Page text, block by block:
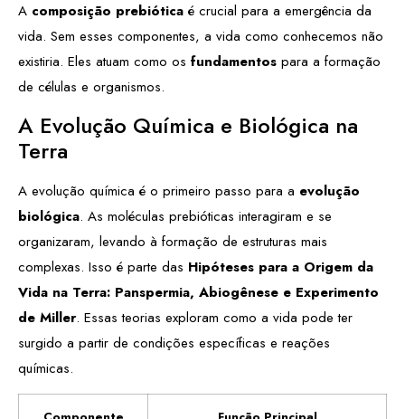
A composição prebiótica é crucial para a emergência da
vida. Sem esses componentes, a vida como conhecemos não
existiria. Eles atuam como os fundamentos para a formação
de células e organismos.
A Evolução Química e Biológica na
Terra
A evolução química é o primeiro passo para a evolução
biológica. As moléculas prebióticas interagiram e se
organizaram, levando à formação de estruturas mais
complexas. Isso é parte das Hipóteses para a Origem da
Vida na Terra: Panspermia, Abiogênese e Experimento
de Miller. Essas teorias exploram como a vida pode ter
surgido a partir de condições específicas e reações
químicas.